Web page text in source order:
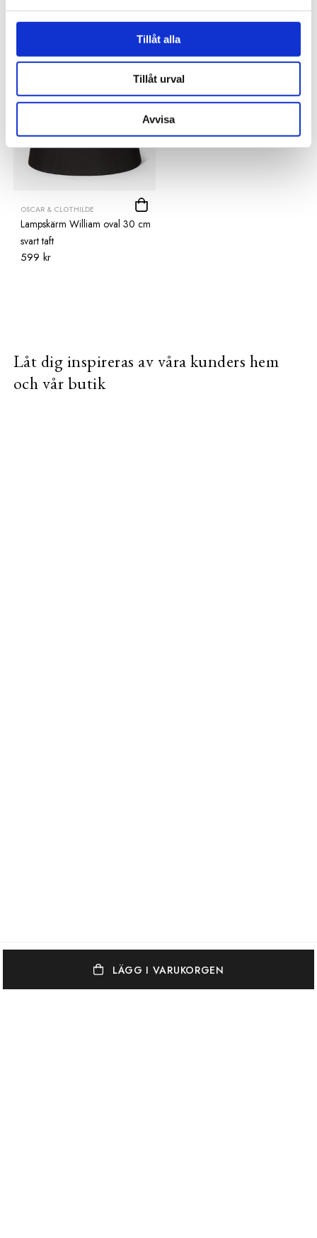
Tillåt alla
Tillåt urval
Avvisa
LÄGG I VARUKORGEN
Du kanske också gillar
OSCAR & CLOTHILDE
Lampskärm William oval 30 cm
svart taft
599 kr
Låt dig inspireras av våra kunders hem
och vår butik